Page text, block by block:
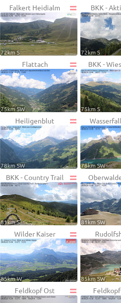
Falkert Heidialm
72km S
BKK -
72km S
Flattach
75km SW
BKK -
75km S
Heiligenblut
78km SW 78km SW
BKK - Country Trail
81km S 81km SW
Wilder Kaiser
85km W 85km SW
Feldkopf Ost